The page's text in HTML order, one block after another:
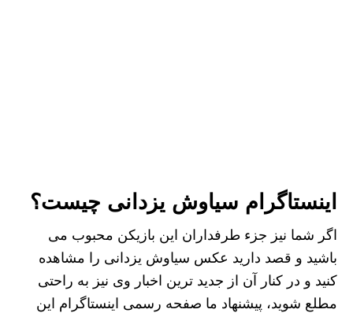
اینستاگرام سیاوش یزدانی چیست؟
اگر شما نیز جزء طرفداران این بازیکن محبوب می
باشید و قصد دارید عکس سیاوش یزدانی را مشاهده
کنید و در کنار آن از جدید ترین اخبار وی نیز به راحتی
مطلع شوید، پیشنهاد ما صفحه رسمی اینستاگرام این